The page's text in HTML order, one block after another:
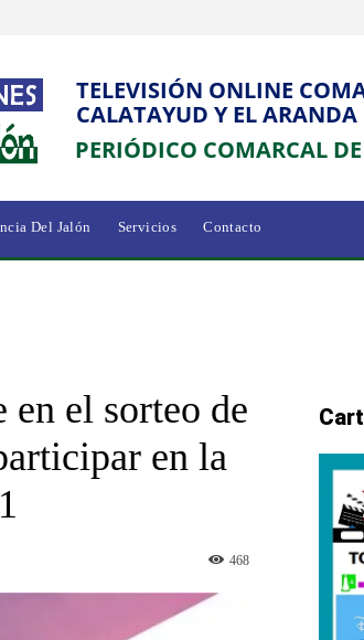
TELEVISIÓN ONLINE
CALATAYUD Y EL ARANDA
PERIÓDICO COMARCAL
Del Jalón Servicios Contacto
el sorteo de
en la
468